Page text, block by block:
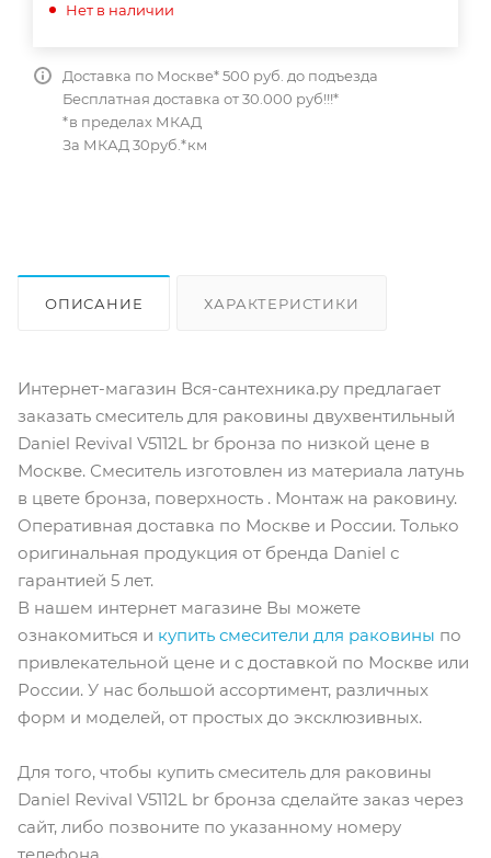
Нет в наличии
Доставка по Москве* 500 руб. до подъезда
Бесплатная доставка от 30.000 руб!!!*
*в пределах МКАД
За МКАД 30руб.*км
ОПИСАНИЕ ХАРАКТЕРИСТИКИ
Интернет-магазин Вся-сантехника.ру предлагает
заказать смеситель для раковины двухвентильный
Daniel Revival V5112L br бронза по низкой цене в
Москве. Смеситель изготовлен из материала латунь
в цвете бронза, поверхность . Монтаж на раковину.
Оперативная доставка по Москве и России. Только
оригинальная продукция от бренда Daniel с
гарантией 5 лет.
В нашем интернет магазине Вы можете
ознакомиться и купить смесители для раковины по
привлекательной цене и с доставкой по Москве или
России. У нас большой ассортимент, различных
форм и моделей, от простых до эксклюзивных.
Для того, чтобы купить смеситель для раковины
Daniel Revival V5112L br бронза сделайте заказ через
сайт, либо позвоните по указанному номеру